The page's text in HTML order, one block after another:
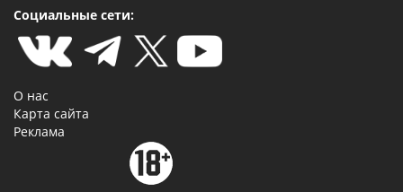
Социальные сети:
О нас
Карта сайта
Реклама